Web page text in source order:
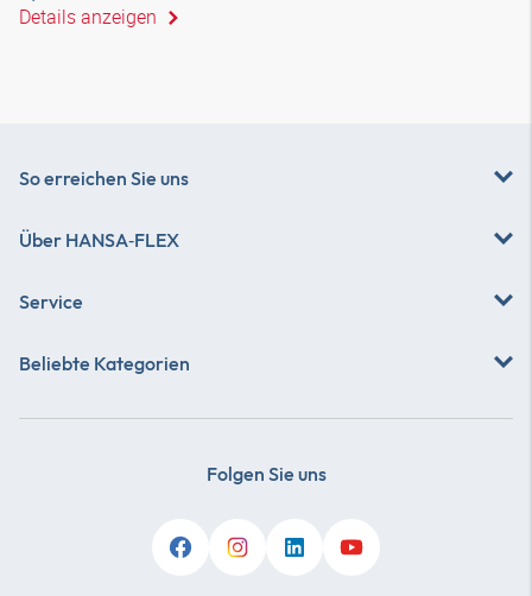
Details anzeigen
So erreichen Sie uns
Über HANSA‑FLEX
Service
Beliebte Kategorien
Folgen Sie uns